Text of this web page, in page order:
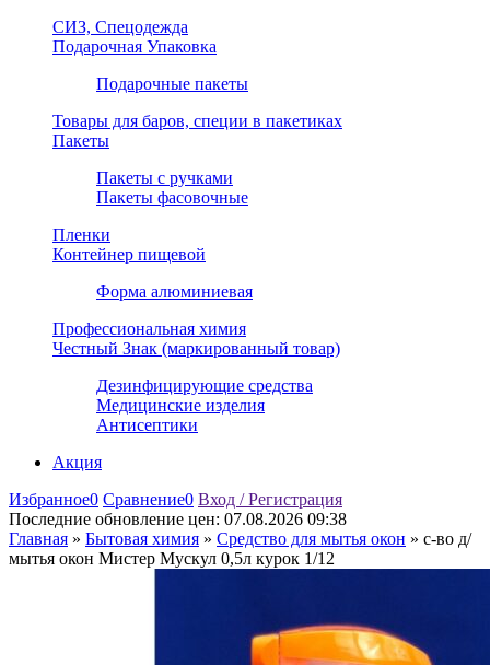
СИЗ, Спецодежда
Подарочная Упаковка
Подарочные пакеты
Товары для баров, специи в пакетиках
Пакеты
Пакеты с ручками
Пакеты фасовочные
Пленки
Контейнер пищевой
Форма алюминиевая
Профессиональная химия
Честный Знак (маркированный товар)
Дезинфицирующие средства
Медицинские изделия
Антисептики
Акция
Избранное0 Сравнение0 Вход / Регистрация
Последние обновление цен: 07.08.2026 09:38
Главная » Бытовая химия » Средство для мытья окон » с-во д/
мытья окон Мистер Мускул 0,5л курок 1/12